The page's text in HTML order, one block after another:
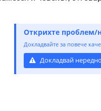
Открихте проблем/
Докладвайте за повече
Докладвай